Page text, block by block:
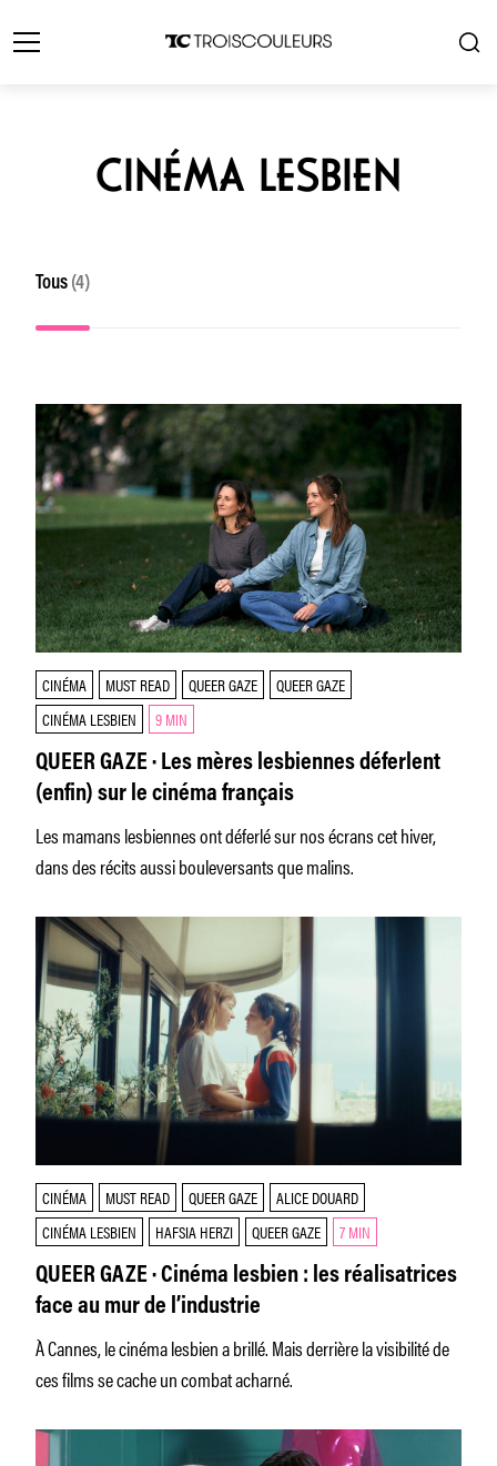
CINÉMA LESBIEN
Tous (4)
CINÉMA MUST READ QUEER GAZE
QUEER GAZE
CINÉMA LESBIEN
9 MIN
QUEER GAZE · Les mères lesbiennes déferlent
(enfin) sur le cinéma français
Les mamans lesbiennes ont déferlé sur nos écrans cet hiver,
dans des récits aussi bouleversants que malins.
CINÉMA MUST READ QUEER GAZE
ALICE DOUARD
CINÉMA LESBIEN
HAFSIA HERZI QUEER GAZE 7 MIN
QUEER GAZE · Cinéma lesbien : les réalisatrices
face au mur de l’industrie
À Cannes, le cinéma lesbien a brillé. Mais derrière la visibilité de
ces films se cache un combat acharné.